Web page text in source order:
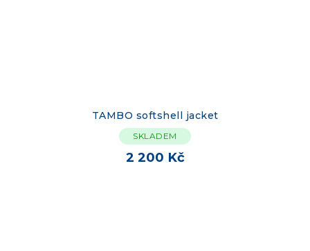
TAMBO softshell jacket
SKLADEM
2 200 Kč